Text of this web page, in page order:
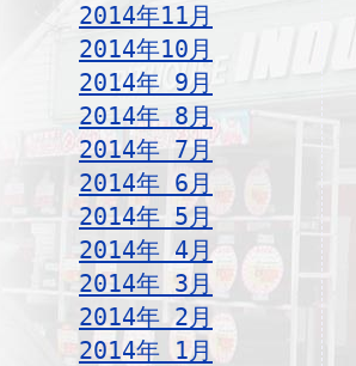
2014年11月
2014年10月
2014年 9月
2014年 8月
2014年 7月
2014年 6月
2014年 5月
2014年 4月
2014年 3月
2014年 2月
2014年 1月